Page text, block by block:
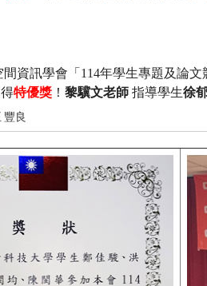
資訊學會「 114年學生專題及論文
特優獎 ！ 黎驥文老師 指導學生徐
豐良